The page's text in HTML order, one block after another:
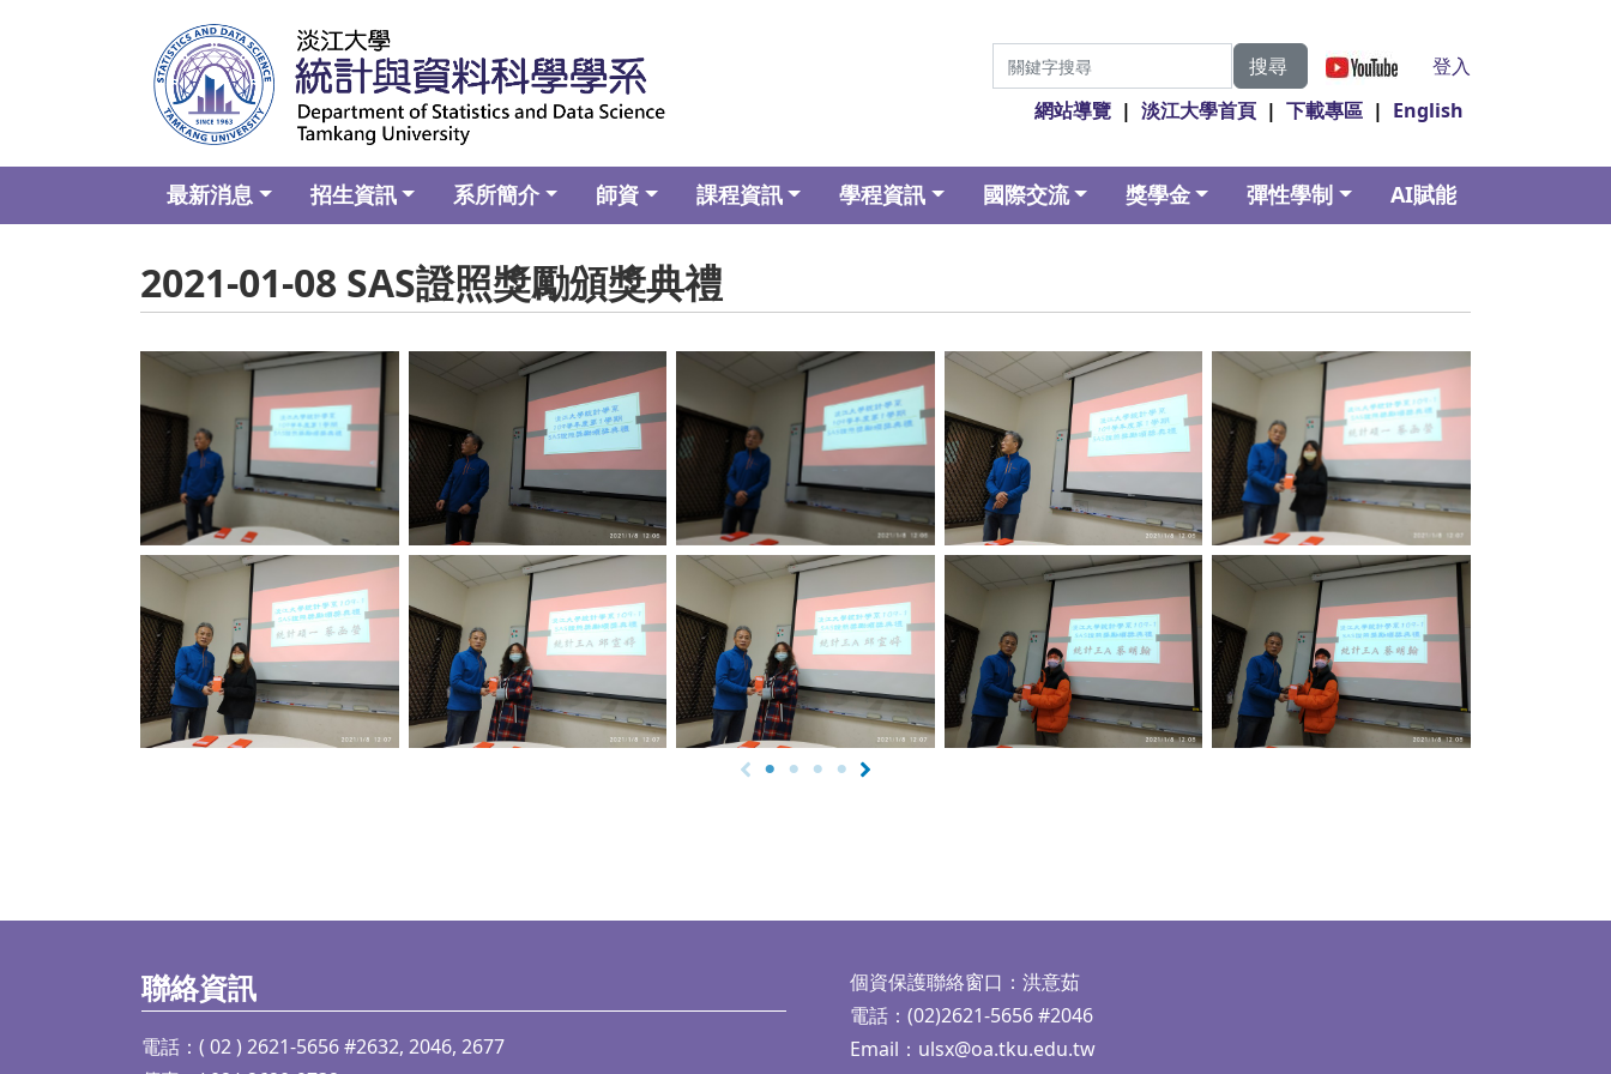
搜尋
登入
網站導覽 | 淡江大學首頁 | 下載專區 | English
最新消息 招生資訊 系所簡介 師資 課程資訊 學程資訊 國際交流 獎學金 彈性學制 AI賦能
2021-01-08 SAS證照獎勵頒獎典禮
No Caption No Caption No Caption No Caption No Caption
No Caption No Caption No Caption No Caption No Caption
聯絡資訊
電話：( 02 ) 2621-5656 #2632, 2046, 2677
個資保護聯絡窗口：洪意茹
電話：(02)2621-5656 #2046
Email： ulsx@oa.tku.edu.tw